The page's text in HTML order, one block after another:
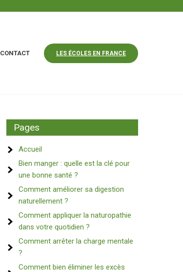
CONTACT LES ÉCOLES EN FRANCE
Pages
Accueil
Bien manger : quelle est la clé pour
une bonne santé ?
Comment améliorer sa digestion
naturellement ?
Comment appliquer la naturopathie
dans votre quotidien ?
Comment arrêter la charge mentale
?
Comment bien éliminer les excès